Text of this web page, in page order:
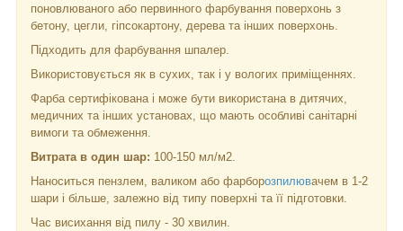
поновлюваного або первинного фарбування поверхонь з
бетону, цегли, гіпсокартону, дерева та інших поверхонь.
Підходить для фарбування шпалер.
Використовується як в сухих, так і у вологих приміщеннях.
Фарба сертифікована і може бути використана в дитячих,
медичних та інших установах, що мають особливі санітарні
вимоги та обмеження.
Витрата в один шар: 100-150 мл/м2.
Наноситься пензлем, валиком або фарборозпилювачем в 1-2
шари і більше, залежно від типу поверхні та її підготовки.
Час висихання від пилу - 30 хвилин.